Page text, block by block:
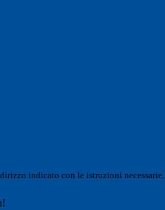
indicato con le istruzioni necessarie.